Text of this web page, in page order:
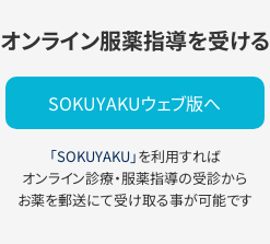
オンライン服薬指導を受ける
SOKUYAKUウェブ版へ
「SOKUYAKU」を利用すれば
オンライン診療・服薬指導の受診から
お薬を郵送にて受け取る事が可能です